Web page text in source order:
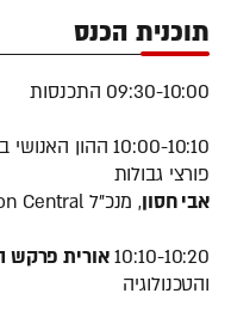
תוכנית הכנס
09:30-10:00 התכנסות
10:00-10:10 ההון
פורצי גבולות
אבי חסון, מנכ"ל Start-Up Nation Central
10:10-10:20 אורית פרקש
והטכנולוגיה